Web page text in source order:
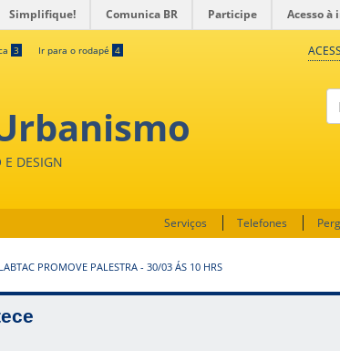
Simplifique! Comunica BR Participe Acesso à
3 Ir para o rodapé 4
E DESIGN
Serviços Telefones
PROMOVE PALESTRA - 30/03 ÁS 10 HRS